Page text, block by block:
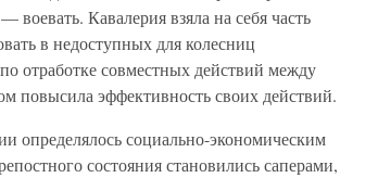
Кавалерия взяла на себя часть
в недоступных для колесниц
отработке совместных действий между
повысила эффективность своих действий.
определялось социально-экономическим
состояния становились саперами,